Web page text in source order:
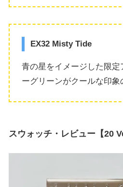
EX32 Misty Tide
青の星をイメージした限
ーグリーンがクールな印象
スウォッチ・レビュー【20